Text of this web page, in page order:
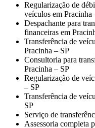
Regularização de
veículos em Pracinha
Despachante para
financeiras em
Transferência de
Pracinha – SP
Consultoria para
Pracinha – SP
Regularização de
– SP
Transferência de
SP
Serviço de
Assessoria completa